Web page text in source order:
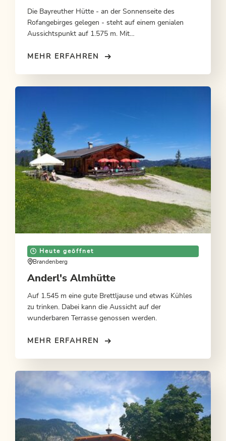
Die Bayreuther Hütte - an der Sonnenseite des
Rofangebirges gelegen - steht auf einem genialen
Aussichtspunkt auf 1.575 m. Mit
MEHR ERFAHREN
Heute geöffnet
Brandenberg
Anderl's Almhütte
Auf 1.545 m eine gute Brettljause und etwas Kühles
zu trinken. Dabei kann die Aussicht auf der
wunderbaren Terrasse genossen werden.
MEHR ERFAHREN